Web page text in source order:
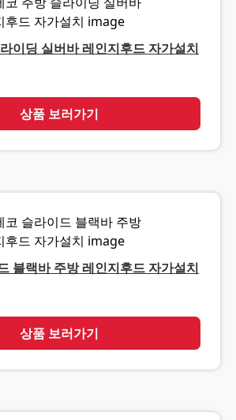
이딩 실버바 레인지후드 자가설치
상품 보러가기
블랙바 주방 레인지후드 자가설치
상품 보러가기